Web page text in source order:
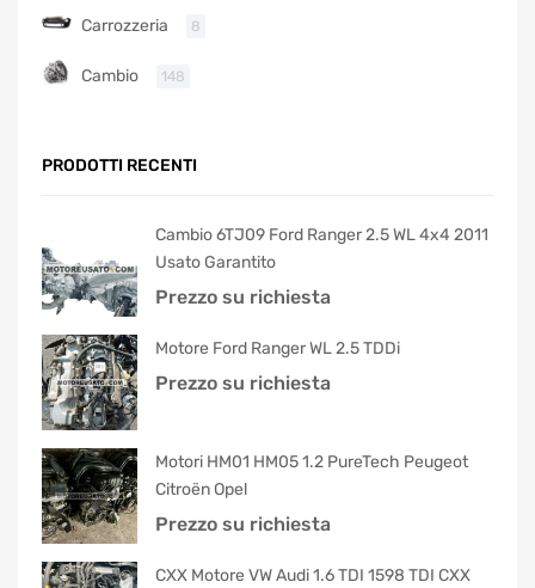
Carrozzeria 8
Cambio 148
PRODOTTI RECENTI
Cambio 6TJ09 Ford Ranger 2.5 WL 4x4 2011
Usato Garantito
Prezzo su richiesta
Motore Ford Ranger WL 2.5 TDDi
Prezzo su richiesta
Motori HM01 HM05 1.2 PureTech Peugeot
Citroën Opel
Prezzo su richiesta
CXX Motore VW Audi 1.6 TDI 1598 TDI CXX